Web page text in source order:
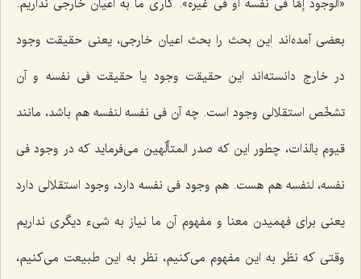
«الوجود إمّا فى نفسه او فى غیره». كارى ما به اعیان خارجى نداریم.
بعضى آمده‌اند این بحث را بحث اعیان خارجى، یعنى حقیقت وجود
در خارج دانسته‌اند این حقیقت وجود یا حقیقت فى نفسه و آن
تشخّص استقلالى وجود است. چه آن فى نفسه لنفسه هم باشد، مانند
قیوم بالذات، چطور این كه صدر المتألّهین مى‌فرماید كه در وجود فى
نفسه، لنفسه هم هست. هم وجود فى نفسه دارد، وجود استقلالى دارد
یعنى براى فهمیدن معنا و مفهوم آن ما نیاز به شیء دیگرى نداریم
وقتى كه نظر به این مفهوم مى‌كنیم، نظر به این طبیعت مى‌كنیم،